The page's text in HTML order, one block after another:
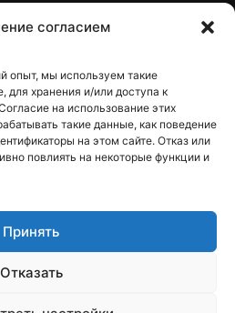
согласием
опыт, мы используем такие
для хранения и/или доступа к
на использование этих
такие данные, как поведение
на этом сайте. Отказ или
повлиять на некоторые функции и
Принять
Отказать